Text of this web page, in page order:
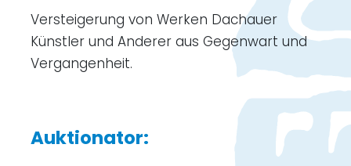
Versteigerung von Werken Dachauer
Künstler und Anderer aus Gegenwart und
Vergangenheit.
Auktionator: